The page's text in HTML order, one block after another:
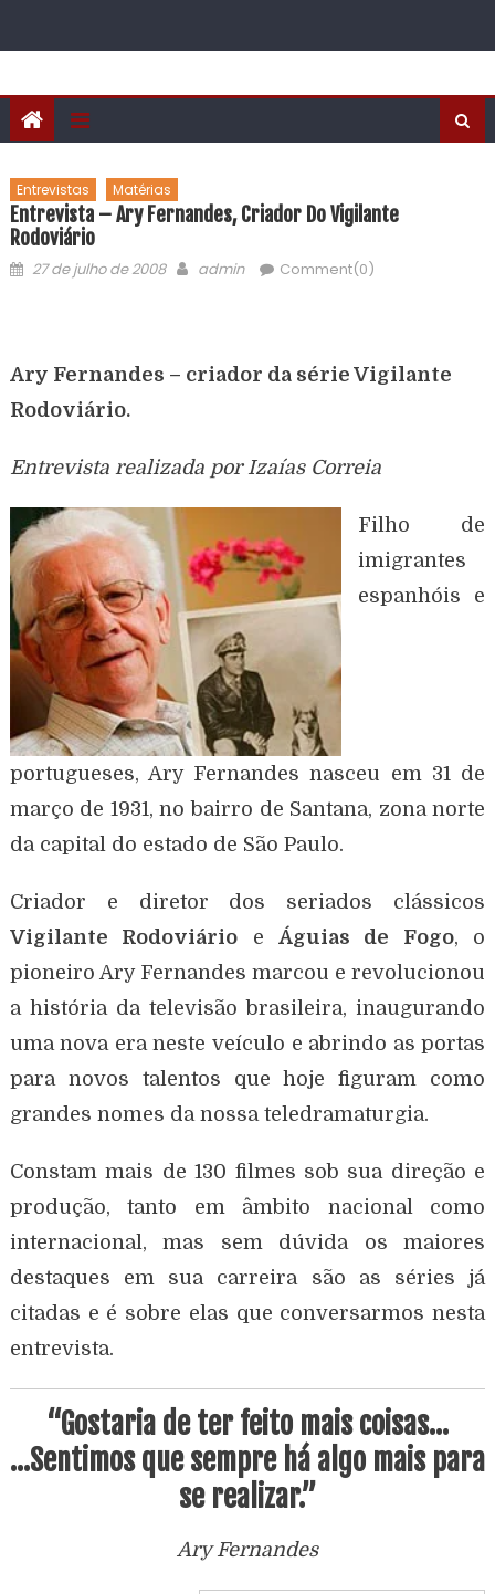
Entrevistas Matérias
Entrevista – Ary Fernandes, Criador Do Vigilante
Rodoviário
27 de julho de 2008 admin Comment(0)
Ary Fernandes – criador da série Vigilante
Rodoviário.
Entrevista realizada por Izaías Correia
Filho de
imigrantes
espanhóis e
portugueses, Ary Fernandes nasceu em 31 de
março de 1931, no bairro de Santana, zona norte
da capital do estado de São Paulo.
Criador e diretor dos seriados clássicos
Vigilante Rodoviário eÁguias de Fogo, o
pioneiro Ary Fernandes marcou e revolucionou
a história da televisão brasileira, inaugurando
uma nova era neste veículo e abrindo as portas
para novos talentos que hoje figuram como
grandes nomes da nossa teledramaturgia.
Constam mais de 130 filmes sob sua direção e
produção, tanto em âmbito nacional como
internacional, mas sem dúvida os maiores
destaques em sua carreira são as séries já
citadas e é sobre elas que conversarmos nesta
entrevista.
“Gostaria de ter feito mais coisas…
…Sentimos que sempre há algo mais para
se realizar.”
Ary Fernandes